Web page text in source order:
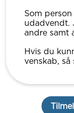
Som
udadvendt.
andre samt
Hvis du
venskab,